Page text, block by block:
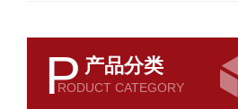
P 产品分类
RODUCT CATEGORY